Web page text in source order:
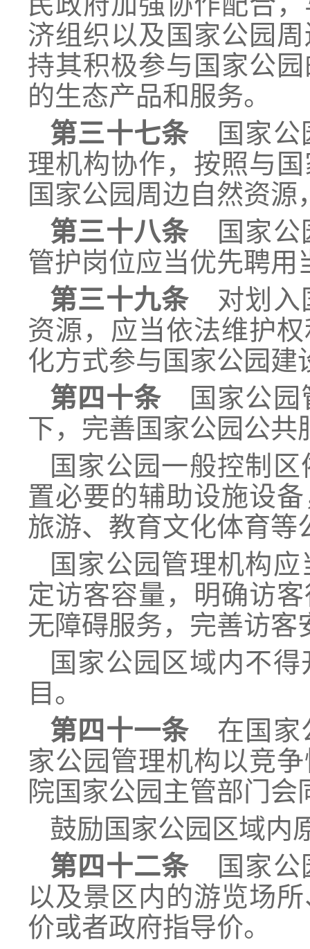
济组织以及国家公园
持其积极参与国家公
的生态产品和服务。
第三十七条 国家公
理机构协作，按照与
国家公园周边自然资
第三十八条 国家公
管护岗位应当优先聘用
第三十九条 对划入
资源，应当依法维护
化方式参与国家公园建
第四十条 国家公园
下，完善国家公园公
国家公园一般控制
置必要的辅助设施设
旅游、教育文化体育
国家公园管理机构
定访客容量，明确访
无障碍服务，完善访
国家公园区域内不
目。
第四十一条 在国家
家公园管理机构以竞
院国家公园主管部门
鼓励国家公园区域内
第四十二条 国家公
以及景区内的游览场
价或者政府指导价。